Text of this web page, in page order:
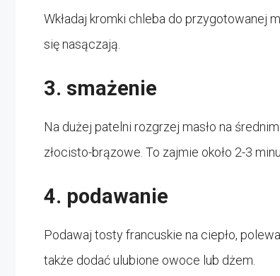
Wkładaj kromki chleba do przygotowanej
się nasączają.
3. smażenie
Na dużej patelni rozgrzej masło na
złocisto-brązowe. To zajmie około 2-3
4. podawanie
Podawaj tosty francuskie na ciepło,
także dodać ulubione owoce lub dżem.